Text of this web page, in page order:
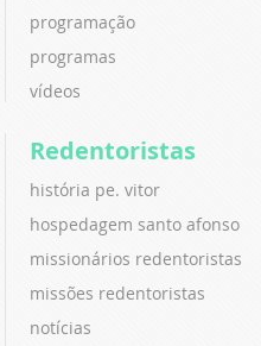
programação
programas
vídeos
Redentoristas
história pe. vitor
hospedagem santo afonso
missionários redentoristas
missões redentoristas
notícias